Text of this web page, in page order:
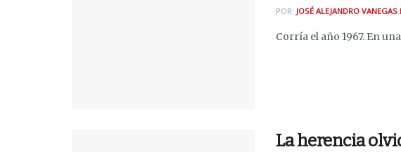
POR: JOSÉ ALEJANDRO VANEGAS
Corría el año 1967. En
La herencia